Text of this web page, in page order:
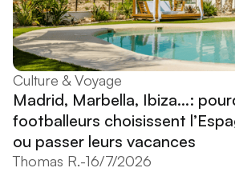
Culture & Voyage
Madrid, Marbella, Ibiza...:
footballeurs choisissent
ou passer leurs vacances
Thomas R.-16/7/2026